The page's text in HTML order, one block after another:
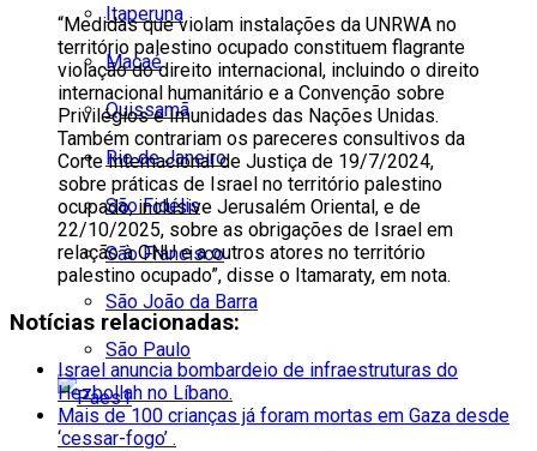
Itaperuna
Macaé
Quissamã
Rio de Janeiro
São Fidélis
São Francisco
São João da Barra
São Paulo
“Medidas que violam instalações da UNRWA no
território palestino ocupado constituem flagrante
violação do direito internacional, incluindo o direito
internacional humanitário e a Convenção sobre
Privilégios e Imunidades das Nações Unidas.
Também contrariam os pareceres consultivos da
Corte Internacional de Justiça de 19/7/2024,
sobre práticas de Israel no território palestino
ocupado, inclusive Jerusalém Oriental, e de
22/10/2025, sobre as obrigações de Israel em
relação à ONU e a outros atores no território
palestino ocupado”, disse o Itamaraty, em nota.
Notícias relacionadas:
Israel anuncia bombardeio de infraestruturas do
Hezbollah no Líbano.
Mais de 100 crianças já foram mortas em Gaza desde
‘cessar-fogo’ .